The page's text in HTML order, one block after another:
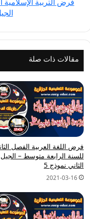
نموذج
3
مقالات ذات صلة
فرض اللغة العربية الفصل
للسنة الرابعة متوسط – الجيل
الثاني نموذج 5
2021-03-16